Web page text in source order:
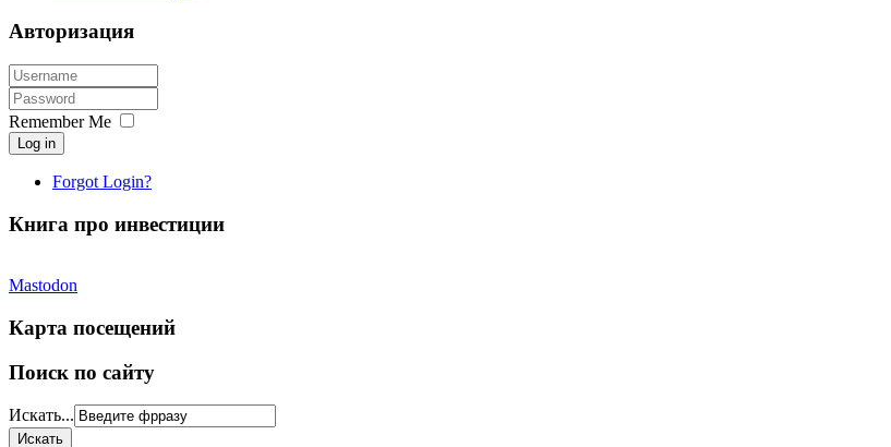
Авторизация
Remember Me
Log in
Forgot Login?
Книга про инвестиции
Mastodon
Карта посещений
Поиск по сайту
Искать...